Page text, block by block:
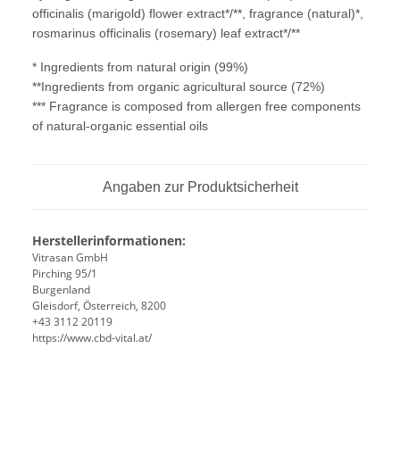
officinalis (marigold) flower extract*/**, fragrance (natural)*,
rosmarinus officinalis (rosemary) leaf extract*/**
* Ingredients from natural origin (99%)
**Ingredients from organic agricultural source (72%)
*** Fragrance is composed from allergen free components
of natural-organic essential oils
Angaben zur Produktsicherheit
Herstellerinformationen:
Vitrasan GmbH
Pirching 95/1
Burgenland
Gleisdorf, Österreich, 8200
+43 3112 20119
https://www.cbd-vital.at/